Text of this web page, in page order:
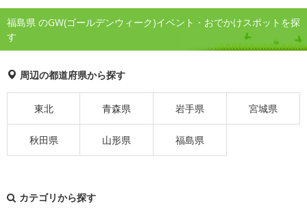
福島県 のGW(ゴールデンウィーク)イベント・おでかけスポットを探
す
周辺の都道府県から探す
東北 青森県 岩手県 宮城県
秋田県 山形県 福島県
カテゴリから探す